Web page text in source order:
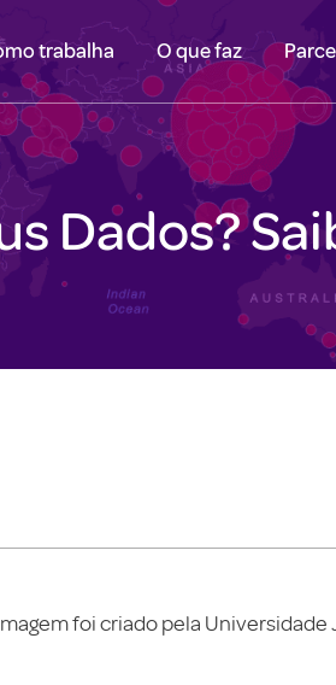
trabalha O que faz
Dados?
foi criado pela Universidade